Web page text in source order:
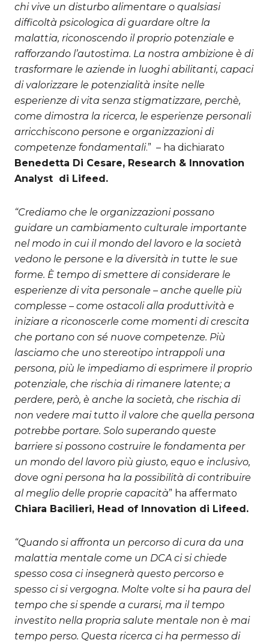
chi vive un disturbo alimentare o qualsiasi
difficoltà psicologica di guardare oltre la
malattia, riconoscendo il proprio potenziale e
rafforzando l’autostima. La nostra ambizione è di
trasformare le aziende in luoghi abilitanti, capaci
di valorizzare le potenzialità insite nelle
esperienze di vita senza stigmatizzare, perchè,
come dimostra la ricerca, le esperienze personali
arricchiscono persone e organizzazioni di
competenze fondamentali.” – ha dichiarato
Benedetta Di Cesare, Research & Innovation
Analyst di Lifeed.
“Crediamo che le organizzazioni possano
guidare un cambiamento culturale importante
nel modo in cui il mondo del lavoro e la società
vedono le persone e la diversità in tutte le sue
forme. È tempo di smettere di considerare le
esperienze di vita personale – anche quelle più
complesse – come ostacoli alla produttività e
iniziare a riconoscerle come momenti di crescita
che portano con sé nuove competenze. Più
lasciamo che uno stereotipo intrappoli una
persona, più le impediamo di esprimere il proprio
potenziale, che rischia di rimanere latente; a
perdere, però, è anche la società, che rischia di
non vedere mai tutto il valore che quella persona
potrebbe portare. Solo superando queste
barriere si possono costruire le fondamenta per
un mondo del lavoro più giusto, equo e inclusivo,
dove ogni persona ha la possibilità di contribuire
al meglio delle proprie capacità” ha affermato
Chiara Bacilieri, Head of Innovation di Lifeed.
“Quando si affronta un percorso di cura da una
malattia mentale come un DCA ci si chiede
spesso cosa ci insegnerà questo percorso e
spesso ci si vergogna. Molte volte si ha paura del
tempo che si spende a curarsi, ma il tempo
investito nella propria salute mentale non è mai
tempo perso. Questa ricerca ci ha permesso di